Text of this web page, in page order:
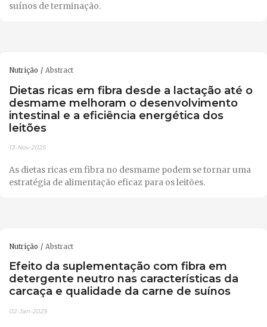
suínos de terminação.
Nutrição Abstract
Dietas ricas em fibra desde a lactação até o
desmame melhoram o desenvolvimento
intestinal e a eficiência energética dos
leitões
13-Nov-2025
As dietas ricas em fibra no desmame podem se tornar uma
estratégia de alimentação eficaz para os leitões.
Nutrição Abstract
Efeito da suplementação com fibra em
detergente neutro nas características da
carcaça e qualidade da carne de suínos
02-Jan-2025